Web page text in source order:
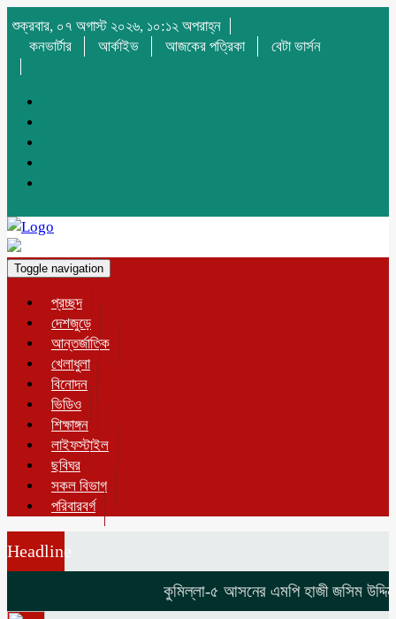
শুক্রবার, ০৭ অগাস্ট ২০২৬, ১০:১২ অপরাহ্ন
কনভার্টার
আর্কাইভ আজকের পত্রিকা বেটা ভার্সন
Toggle navigation
প্রচ্ছদ
দেশজুড়ে
আন্তর্জাতিক
খেলাধুলা
বিনোদন
ভিডিও
শিক্ষাঙ্গন
লাইফস্টাইল
ছবিঘর
সকল বিভাগ
পরিবারবর্গ
Headline
কুমিল্লা-৫ আসনের এমপি হাজী জসিম